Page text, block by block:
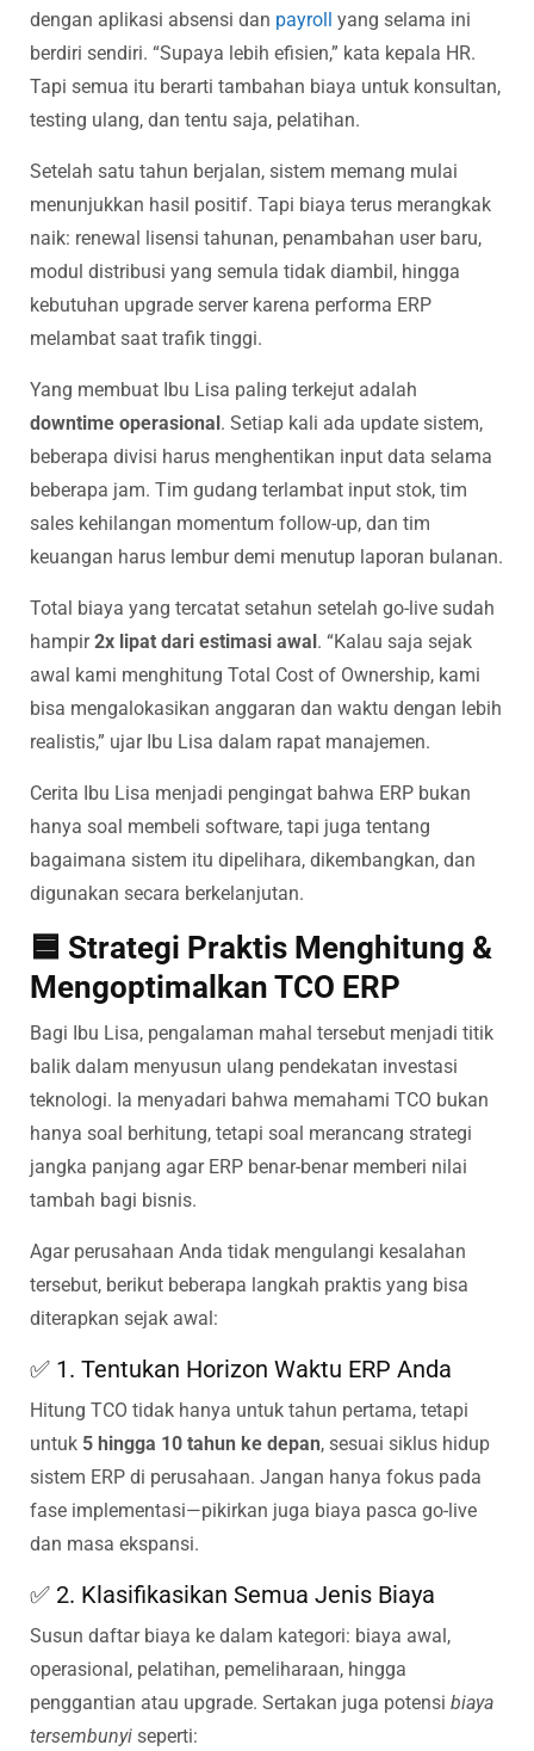
dengan aplikasi absensi dan payroll yang selama ini
berdiri sendiri. “Supaya lebih efisien,” kata kepala HR.
Tapi semua itu berarti tambahan biaya untuk konsultan,
testing ulang, dan tentu saja, pelatihan.
Setelah satu tahun berjalan, sistem memang mulai
menunjukkan hasil positif. Tapi biaya terus merangkak
naik: renewal lisensi tahunan, penambahan user baru,
modul distribusi yang semula tidak diambil, hingga
kebutuhan upgrade server karena performa ERP
melambat saat trafik tinggi.
Yang membuat Ibu Lisa paling terkejut adalah
downtime operasional. Setiap kali ada update sistem,
beberapa divisi harus menghentikan input data selama
beberapa jam. Tim gudang terlambat input stok, tim
sales kehilangan momentum follow-up, dan tim
keuangan harus lembur demi menutup laporan bulanan.
Total biaya yang tercatat setahun setelah go-live sudah
hampir2x lipat dari estimasi awal. “Kalau saja sejak
awal kami menghitung Total Cost of Ownership, kami
bisa mengalokasikan anggaran dan waktu dengan lebih
realistis,” ujar Ibu Lisa dalam rapat manajemen.
Cerita Ibu Lisa menjadi pengingat bahwa ERP bukan
hanya soal membeli software, tapi juga tentang
bagaimana sistem itu dipelihara, dikembangkan, dan
digunakan secara berkelanjutan.
🟦 Strategi Praktis Menghitung &
Mengoptimalkan TCO ERP
Bagi Ibu Lisa, pengalaman mahal tersebut menjadi titik
balik dalam menyusun ulang pendekatan investasi
teknologi. Ia menyadari bahwa memahami TCO bukan
hanya soal berhitung, tetapi soal merancang strategi
jangka panjang agar ERP benar-benar memberi nilai
tambah bagi bisnis.
Agar perusahaan Anda tidak mengulangi kesalahan
tersebut, berikut beberapa langkah praktis yang bisa
diterapkan sejak awal:
✅ 1. Tentukan Horizon Waktu ERP Anda
Hitung TCO tidak hanya untuk tahun pertama, tetapi
untuk 5 hingga 10 tahun ke depan, sesuai siklus hidup
sistem ERP di perusahaan. Jangan hanya fokus pada
fase implementasi—pikirkan juga biaya pasca go-live
dan masa ekspansi.
✅ 2. Klasifikasikan Semua Jenis Biaya
Susun daftar biaya ke dalam kategori: biaya awal,
operasional, pelatihan, pemeliharaan, hingga
penggantian atau upgrade. Sertakan juga potensi biaya
tersembunyi seperti: